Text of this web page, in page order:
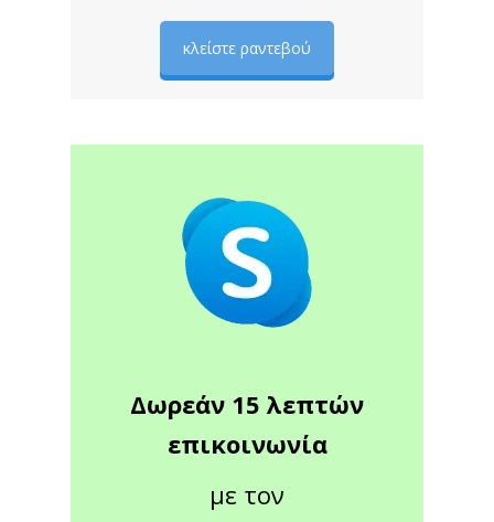
κλείστε ραντεβού
Δωρεάν 15 λεπτών
επικοινωνία
με τον